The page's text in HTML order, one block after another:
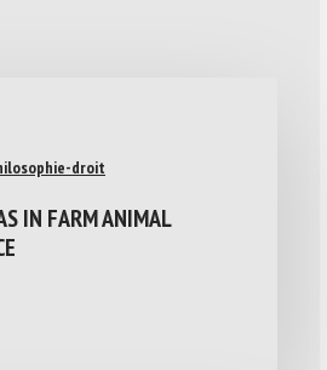
droit
IN FARM ANIMAL